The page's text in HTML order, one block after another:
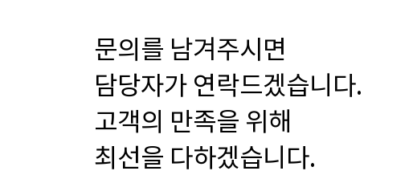
문의를 남겨주시면
담당자가 연락드겠습니다.
고객의 만족을 위해
최선을 다하겠습니다.